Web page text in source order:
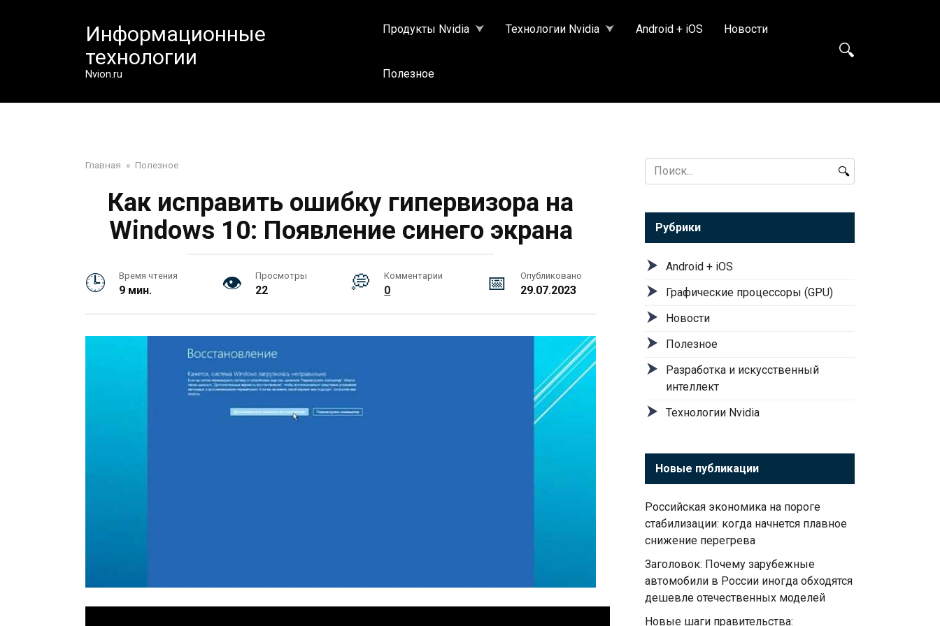
Информационные
технологии
Nvion.ru
Продукты Nvidia Технологии Nvidia Android + iOS Новости
Полезное
Главная » Полезное
Как исправить ошибку гипервизора на
Windows 10: Появление синего экрана
Время чтения
9 мин.
Просмотры
22
Комментарии
0
Опубликовано
29.07.2023
Search
for:
Рубрики
Android + iOS
Графические процессоры (GPU)
Новости
Полезное
Разработка и искусственный
интеллект
Технологии Nvidia
Новые публикации
Российская экономика на пороге
стабилизации: когда начнется плавное
снижение перегрева
Заголовок: Почему зарубежные
автомобили в России иногда обходятся
дешевле отечественных моделей
Новые шаги правительства: